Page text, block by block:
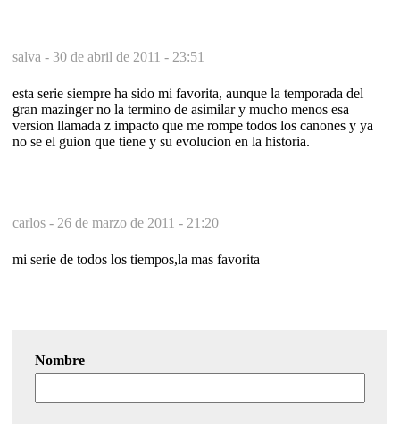
salva - 30 de abril de 2011 - 23:51
esta serie siempre ha sido mi favorita, aunque la temporada del
gran mazinger no la termino de asimilar y mucho menos esa
version llamada z impacto que me rompe todos los canones y ya
no se el guion que tiene y su evolucion en la historia.
carlos - 26 de marzo de 2011 - 21:20
mi serie de todos los tiempos,la mas favorita
Nombre